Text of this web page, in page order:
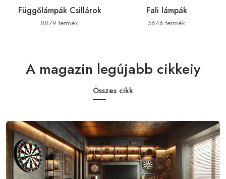
Függőlámpák Csillárok
8879 termék
Fali lámpák
5646 termék
A magazin legújabb cikkeiy
Összes cikk